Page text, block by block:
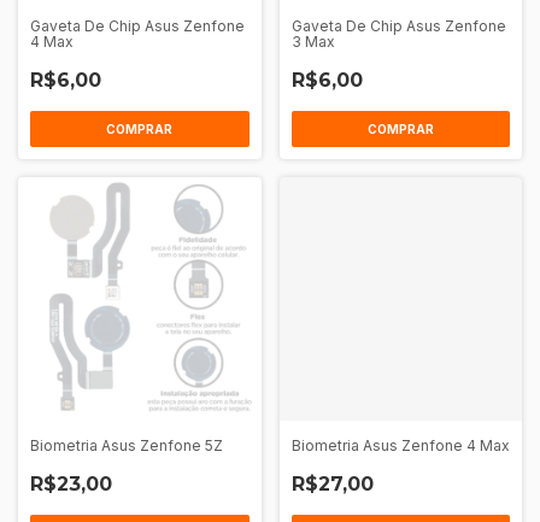
Gaveta De Chip Asus Zenfone
4 Max
R$6,00
COMPRAR
Gaveta De Chip Asus Zenfone
3 Max
R$6,00
COMPRAR
Biometria Asus Zenfone 5Z
R$23,00
Biometria Asus Zenfone 4 Max
R$27,00